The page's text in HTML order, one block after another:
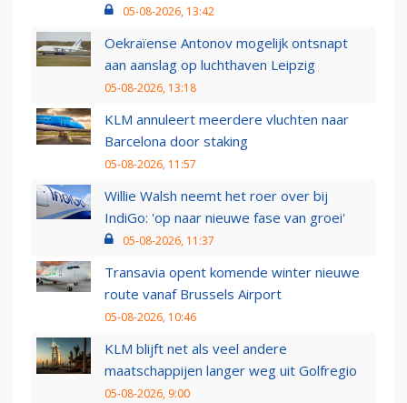
05-08-2026, 13:42
Oekraïense Antonov mogelijk ontsnapt
aan aanslag op luchthaven Leipzig
05-08-2026, 13:18
KLM annuleert meerdere vluchten naar
Barcelona door staking
05-08-2026, 11:57
Willie Walsh neemt het roer over bij
IndiGo: 'op naar nieuwe fase van groei'
05-08-2026, 11:37
Transavia opent komende winter nieuwe
route vanaf Brussels Airport
05-08-2026, 10:46
KLM blijft net als veel andere
maatschappijen langer weg uit Golfregio
05-08-2026, 9:00